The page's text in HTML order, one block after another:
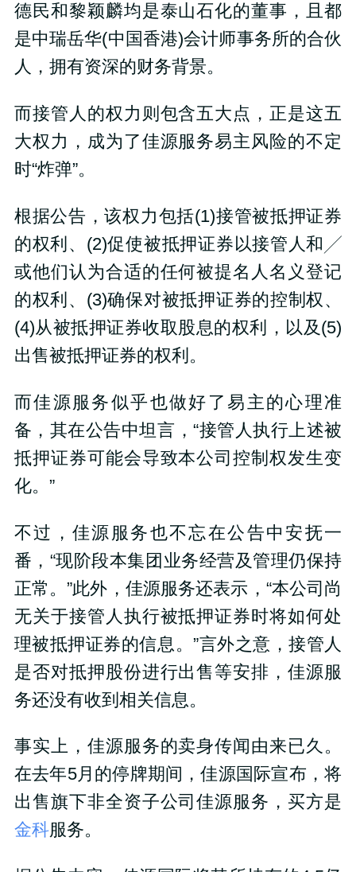
德民和黎颖麟均是泰山石化的董事，且都
是中瑞岳华(中国香港)会计师事务所的合伙
人，拥有资深的财务背景。
而接管人的权力则包含五大点，正是这五
大权力，成为了佳源服务易主风险的不定
时“炸弹”。
根据公告，该权力包括(1)接管被抵押证券
的权利、(2)促使被抵押证券以接管人和╱
或他们认为合适的任何被提名人名义登记
的权利、(3)确保对被抵押证券的控制权、
(4)从被抵押证券收取股息的权利，以及(5)
出售被抵押证券的权利。
而佳源服务似乎也做好了易主的心理准
备，其在公告中坦言，“接管人执行上述被
抵押证券可能会导致本公司控制权发生变
化。”
不过，佳源服务也不忘在公告中安抚一
番，“现阶段本集团业务经营及管理仍保持
正常。”此外，佳源服务还表示，“本公司尚
无关于接管人执行被抵押证券时将如何处
理被抵押证券的信息。”言外之意，接管人
是否对抵押股份进行出售等安排，佳源服
务还没有收到相关信息。
事实上，佳源服务的卖身传闻由来已久。
在去年5月的停牌期间，佳源国际宣布，将
出售旗下非全资子公司佳源服务，买方是
金科服务。